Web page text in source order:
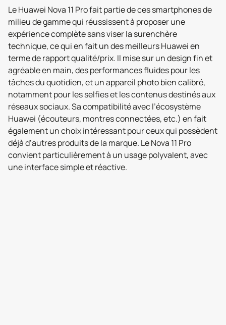
Le Huawei Nova 11 Pro fait partie de ces smartphones de
milieu de gamme qui réussissent à proposer une
expérience complète sans viser la surenchère
technique, ce qui en fait un des meilleurs Huawei en
terme de rapport qualité/prix. Il mise sur un design fin et
agréable en main, des performances fluides pour les
tâches du quotidien, et un appareil photo bien calibré,
notamment pour les selfies et les contenus destinés aux
réseaux sociaux. Sa compatibilité avec l’écosystème
Huawei (écouteurs, montres connectées, etc.) en fait
également un choix intéressant pour ceux qui possèdent
déjà d’autres produits de la marque. Le Nova 11 Pro
convient particulièrement à un usage polyvalent, avec
une interface simple et réactive.